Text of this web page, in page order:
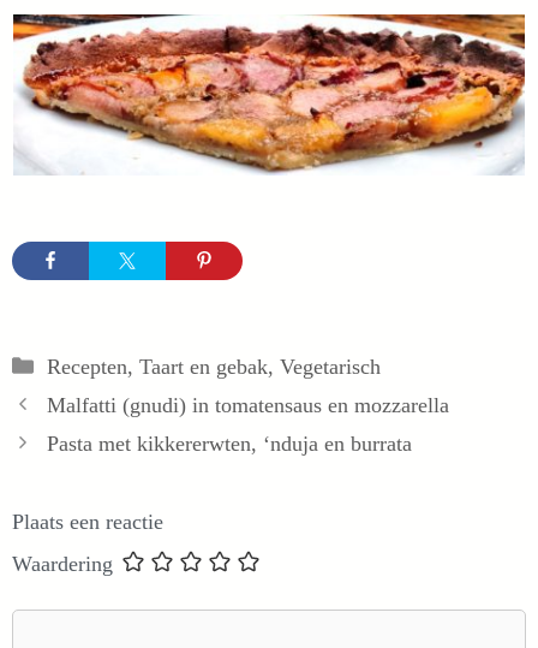
Categorieën
Recepten, Taart en gebak, Vegetarisch
Malfatti (gnudi) in tomatensaus en mozzarella
Pasta met kikkererwten, ‘nduja en burrata
Plaats een reactie
Waardering